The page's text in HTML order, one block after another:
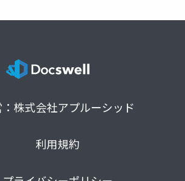
株式会社アプルーシッド
利用規約